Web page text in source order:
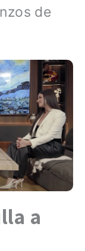
de
a